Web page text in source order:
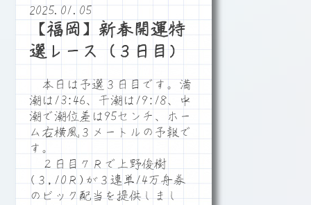
2025.01.05
【福岡】新春開運特
選レース（３日目）
本日は予選３日目です。満
潮は13:46、干潮は19:18、中
潮で潮位差は95センチ、ホー
ム右横風３メートルの予報で
す。
２日目７Ｒで上野俊樹
(３,10Ｒ)が３連単14万舟券
のビック配当を提供しまし